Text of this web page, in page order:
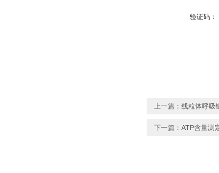
验证码：
上一篇： 线粒体呼吸
下一篇： ATP含量测